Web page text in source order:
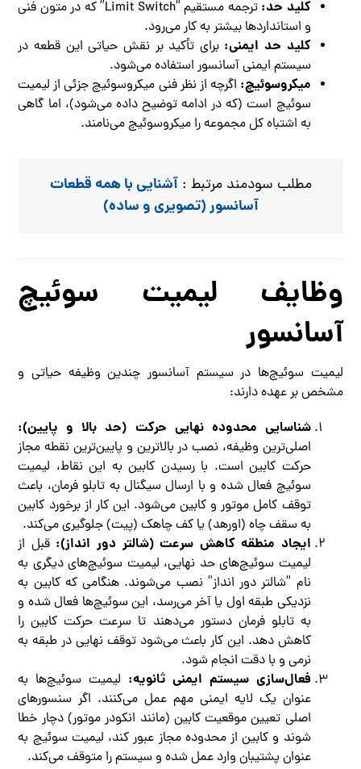
کلید حد:
ترجمه مستقیم “Limit Switch” که در متون فنی
و استانداردها بیشتر به کار می‌رود.
کلید حد ایمنی: برای تأکید بر نقش حیاتی این قطعه در
سیستم ایمنی آسانسور استفاده می‌شود.
میکروسوئیچ: اگرچه از نظر فنی میکروسوئیچ جزئی از لیمیت
سوئیچ است (که در ادامه توضیح داده می‌شود)، اما گاهی
به اشتباه کل مجموعه را میکروسوئیچ می‌نامند.
مطلب سودمند مرتبط :آشنایی با همه قطعات
آسانسور (تصویری و ساده)
وظایف لیمیت سوئیچ
آسانسور
لیمیت سوئیچ‌ها در سیستم آسانسور چندین وظیفه حیاتی و
مشخص بر عهده دارند:
شناسایی محدوده نهایی حرکت (حد بالا و پایین):
اصلی‌ترین وظیفه، نصب در بالاترین و پایین‌ترین نقطه مجاز
حرکت کابین است. با رسیدن کابین به این نقاط، لیمیت
سوئیچ فعال شده و با ارسال سیگنال به تابلو فرمان، باعث
توقف کامل موتور و کابین می‌شود. این کار از برخورد کابین
به سقف چاه (اورهد) یا کف چاهک (پیت) جلوگیری می‌کند.
ایجاد منطقه کاهش سرعت (شالتر دور انداز): قبل از
لیمیت سوئیچ‌های حد نهایی، لیمیت سوئیچ‌های دیگری به
نام “شالتر دور انداز” نصب می‌شوند. هنگامی که کابین به
نزدیکی طبقه اول یا آخر می‌رسد، این سوئیچ‌ها فعال شده و
به تابلو فرمان دستور می‌دهند تا سرعت حرکت کابین را
کاهش دهد. این کار باعث می‌شود توقف نهایی در طبقه به
نرمی و با دقت انجام شود.
فعال‌سازی سیستم ایمنی ثانویه: لیمیت سوئیچ‌ها به
عنوان یک لایه ایمنی مهم عمل می‌کنند. اگر سنسورهای
اصلی تعیین موقعیت کابین (مانند انکودر موتور) دچار خطا
شوند و کابین از محدوده مجاز عبور کند، لیمیت سوئیچ به
عنوان پشتیبان وارد عمل شده و سیستم را متوقف می‌کند.